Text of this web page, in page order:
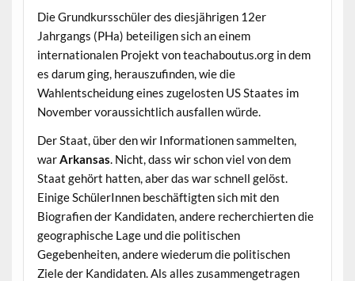
Die Grundkursschüler des diesjährigen 12er
Jahrgangs (PHa) beteiligen sich an einem
internationalen Projekt von teachaboutus.org in dem
es darum ging, herauszufinden, wie die
Wahlentscheidung eines zugelosten US Staates im
November voraussichtlich ausfallen würde.
Der Staat, über den wir Informationen sammelten,
warArkansas. Nicht, dass wir schon viel von dem
Staat gehört hatten, aber das war schnell gelöst.
Einige SchülerInnen beschäftigten sich mit den
Biografien der Kandidaten, andere recherchierten die
geographische Lage und die politischen
Gegebenheiten, andere wiederum die politischen
Ziele der Kandidaten. Als alles zusammengetragen